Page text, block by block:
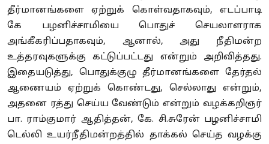
தீர்மானங்களை ஏற்றுக் கொள்வதாகவும், எடப்பாடி
கே பழனிச்சாமியை பொதுச் செயலாளராக
அங்கீகரிப்பதாகவும், ஆனால், அது நீதிமன்ற
உத்தரவுகளுக்கு கட்டுப்பட்டது என்றும் அறிவித்தது.
இதையடுத்து, பொதுக்குழு தீர்மானங்களை தேர்தல்
ஆணையம் ஏற்றுக் கொண்டது, செல்லாது என்றும்,
அதனை ரத்து செய்ய வேண்டும் என்றும் வழக்கறிஞர்
பா. ராம்குமார் ஆதித்தன், கே. சி.சுரேன் பழனிச்சாமி
டெல்லி உயர்நீதிமன்றத்தில் தாக்கல் செய்த வழக்கு